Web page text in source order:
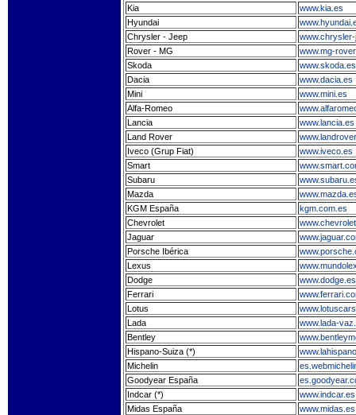
Kia
www.kia.es
Hyundai
Chrysler - Jeep
Rover - MG
www.mg-
Skoda
www.skoda.es
Dacia
www.dacia.es
Mini
www.mini.es
Alfa-Romeo
Lancia
www.lancia.es
Land Rover
Iveco (Grup Fiat)
www.iveco.es
Smart
Subaru
Mazda
KGM España
kgm.com.es
Chevrolet
Jaguar
Porsche Ibérica
Lexus
Dodge
www.dodge.es
Ferrari
Lotus
Lada
www.lada-
Bentley
Hispano-Suiza (*)
Michelin
Goodyear España
Indcar (*)
www.indcar.es
Midas España
www.midas.es